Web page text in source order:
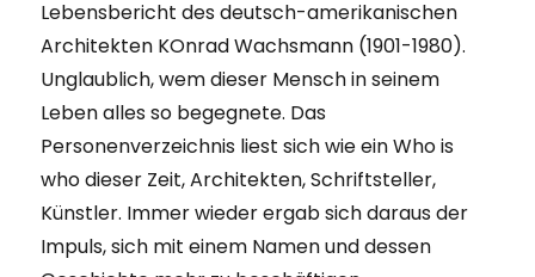
Lebensbericht des deutsch-amerikanischen
Architekten KOnrad Wachsmann (1901-1980).
Unglaublich, wem dieser Mensch in seinem
Leben alles so begegnete. Das
Personenverzeichnis liest sich wie ein Who is
who dieser Zeit, Architekten, Schriftsteller,
Künstler. Immer wieder ergab sich daraus der
Impuls, sich mit einem Namen und dessen